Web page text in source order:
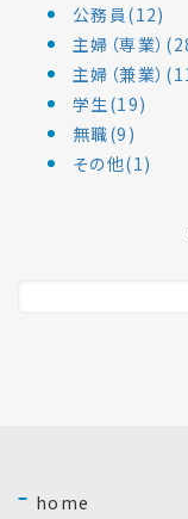
公務員(12)
主婦（専業）
主婦（兼業）
学生(19)
無職(9)
その他(1)
home